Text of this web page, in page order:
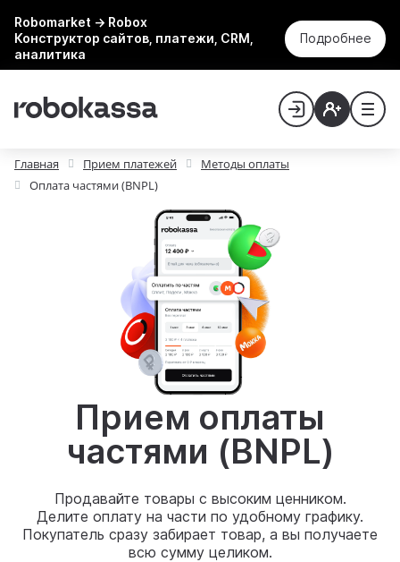
Robomarket → Robox
Конструктор сайтов, платежи, CRM,
аналитика
Подробнее
Главная Прием платежей
Методы оплаты
Оплата частями (BNPL)
Прием оплаты
частями (BNPL)
Продавайте товары с высоким ценником.
Делите оплату на части по удобному графику.
Покупатель сразу забирает товар, а вы получаете
всю сумму целиком.